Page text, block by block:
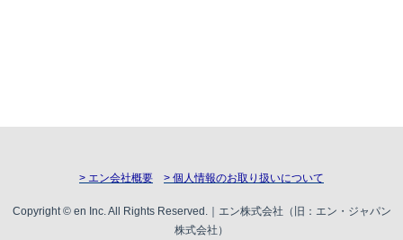
> エン会社概要 > 個人情報のお取り扱いについて
Copyright © en Inc. All Rights Reserved.｜エン株式会社（旧：エン・ジャパン
株式会社）